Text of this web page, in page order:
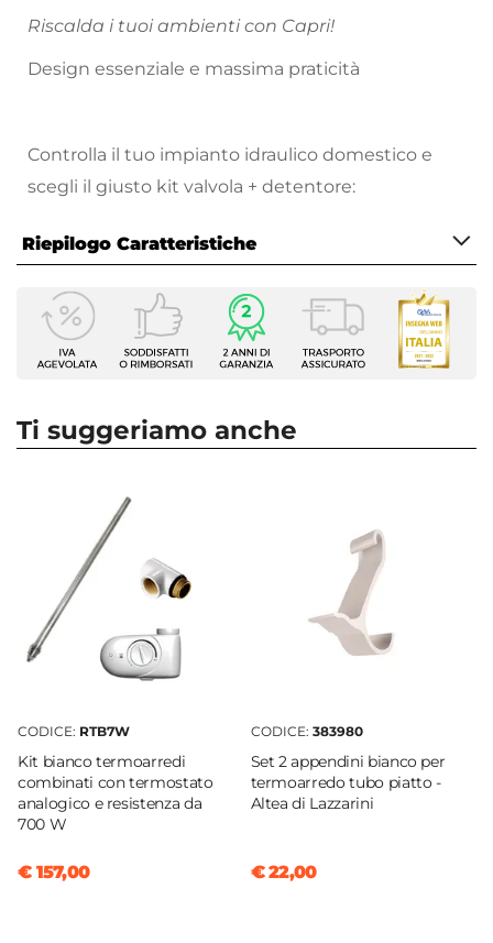
Riscalda i tuoi ambienti con Capri!
Design essenziale e massima praticità
Controlla il tuo impianto idraulico domestico e
scegli il giusto kit valvola + detentore:
Ecco le tipologie di impianto più diffuse e i link ai
relativimodelli compatibili:
Tubi in rame da 10 mm
Tubi in rame da 12 mm
Tubi in rame da 14 mm
Tubi in multistrato da 16x2,25 mm
Riepilogo Caratteristiche
Caratteristiche
Tipologia
Termoarredo idraulico|Termoarredo elettrico
Marca
Larghezza
Altezza
142 cm
Profondità
Interasse
Verticale
Forma
Piatto
Numero Tubi
Ti suggeriamo anche
CODICE: RTB7W
Kit bianco termoarredi
combinati con termostato
analogico e resistenza da
700 W
€ 157,00
CODICE: 383980
Set 2 appendini bianco per
termoarredo tubo piatto -
Altea di Lazzarini
€ 22,00